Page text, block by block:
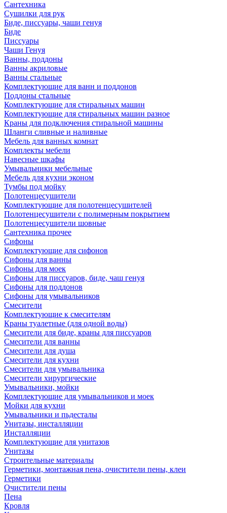
Сантехника
Сушилки для рук
Биде, писсуары, чаши генуя
Биде
Писсуары
Чаши Генуя
Ванны, поддоны
Ванны акриловые
Ванны стальные
Комплектующие для ванн и поддонов
Поддоны стальные
Комплектующие для стиральных машин
Комплектующие для стиральных машин разное
Краны для подключения стиральной машины
Шланги сливные и наливные
Мебель для ванных комнат
Комплекты мебели
Навесные шкафы
Умывальники мебельные
Мебель для кухни эконом
Тумбы под мойку
Полотенцесушители
Комплектующие для полотенцесушителей
Полотенцесушители с полимерным покрытием
Полотенцесушители шовные
Сантехника прочее
Сифоны
Комплектующие для сифонов
Сифоны для ванны
Сифоны для моек
Сифоны для писсуаров, биде, чаш генуя
Сифоны для поддонов
Сифоны для умывальников
Смесители
Комплектующие к смесителям
Краны туалетные (для одной воды)
Смесители для биде, краны для писсуаров
Смесители для ванны
Смесители для душа
Смесители для кухни
Смесители для умывальника
Смесители хирургические
Умывальники, мойки
Комплектующие для умывальников и моек
Мойки для кухни
Умывальники и пьдесталы
Унитазы, инсталляции
Инсталляции
Комплектующие для унитазов
Унитазы
Строительные материалы
Герметики, монтажная пена, очистители пены, клеи
Герметики
Очистители пены
Пена
Кровля